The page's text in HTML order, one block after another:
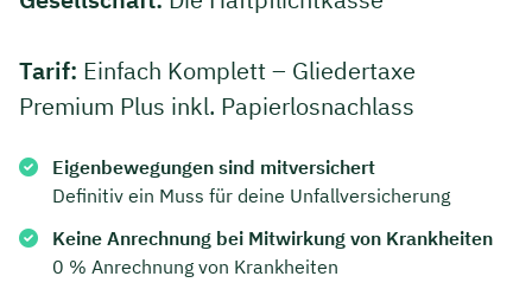
Tarif: Einfach Komplett – Gliedertaxe
Premium Plus inkl. Papierlosnachlass
Eigenbewegungen sind mitversichert
Definitiv ein Muss für deine Unfallversicherung
Keine Anrechnung bei Mitwirkung von Krankheiten
0 % Anrechnung von Krankheiten
Kostenfrei & unverbindlich
🗓️ Wählen Sie jetzt Ihren Wunschtermin:
Meeting buchen